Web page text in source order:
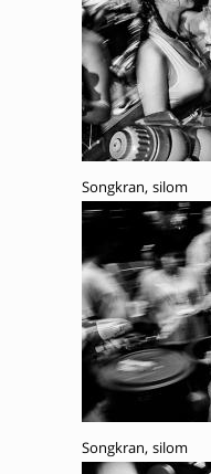
Songkran, silom
Songkran, silom